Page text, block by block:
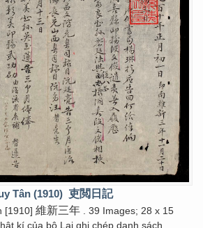
Tân (1910) 吏閲日記
[1910] 維新三年 . 39 Images; 28 x 15
kí của bộ Lại ghi chép danh sách